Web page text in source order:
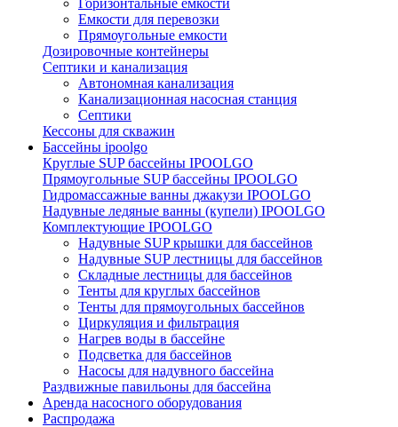
Горизонтальные емкости
Емкости для перевозки
Прямоугольные емкости
Дозировочные контейнеры
Септики и канализация
Автономная канализация
Канализационная насосная станция
Септики
Кессоны для скважин
Бассейны ipoolgo
Круглые SUP бассейны IPOOLGO
Прямоугольные SUP бассейны IPOOLGO
Гидромассажные ванны джакузи IPOOLGO
Надувные ледяные ванны (купели) IPOOLGO
Комплектующие IPOOLGO
Надувные SUP крышки для бассейнов
Надувные SUP лестницы для бассейнов
Складные лестницы для бассейнов
Тенты для круглых бассейнов
Тенты для прямоугольных бассейнов
Циркуляция и фильтрация
Нагрев воды в бассейне
Подсветка для бассейнов
Насосы для надувного бассейна
Раздвижные павильоны для бассейна
Аренда насосного оборудования
Распродажа